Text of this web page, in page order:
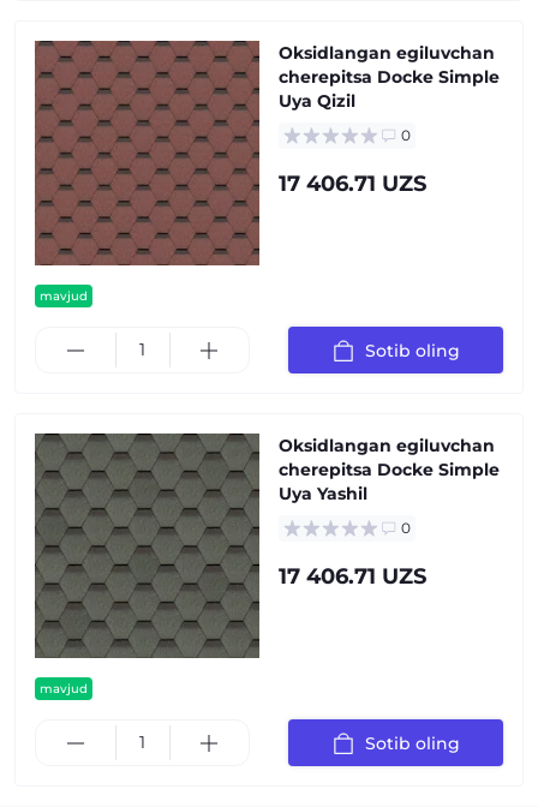
mavjud
Oksidlangan egiluvchan
cherepitsa Docke Simple
Uya Qizil
0
17 406.71 UZS
Sotib oling
mavjud
Oksidlangan egiluvchan
cherepitsa Docke Simple
Uya Yashil
0
17 406.71 UZS
Sotib oling